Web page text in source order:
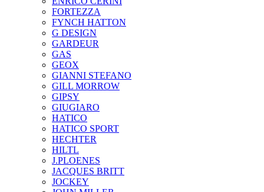
FORTEZZA
FYNCH HATTON
G DESIGN
GARDEUR
GAS
GEOX
GIANNI STEFANO
GILL MORROW
GIPSY
GIUGIARO
HATICO
HATICO SPORT
HECHTER
HILTL
J.PLOENES
JAСQUES BRITT
JOCKEY